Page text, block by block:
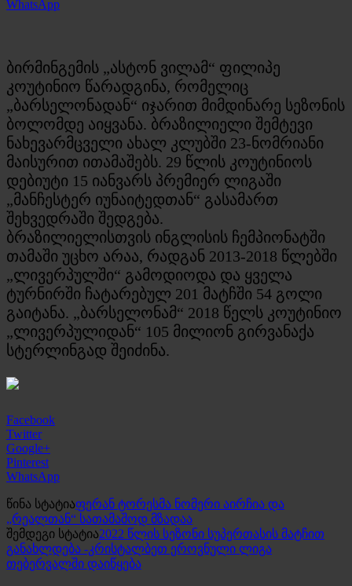
WhatsApp
ბირმინგემის „ასტონ ვილამ“ ფილიპე
კოუტინიო წარადგინა, რომელიც
„ბარსელონადან“ იჯარით მიმდინარე სეზონის
ბოლომდე აიყვანა. ბრაზილიელი შემტევი
ნახევარმცველი ახალ კლუბში 23-ნომრიანი
მაისურით ითამაშებს. 29 წლის კოუტინიოს
დებიუტი 15 იანვარს პრემიერ ლიგაში
„მანჩესტერ იუნაიტედთან“ გასამართ
შეხვედრაში შედგება.
ბრაზილიელისთვის ინგლისის ჩემპიონატში
თამაში უცხო არაა, რადგან 2013-2018 წლებში
„ლივერპულში“ გამოდიოდა და ყველა
ტურნირში ჩატარებულ 201 მატჩში 54 გოლი
გაიტანა. „ბარსელონამ“ 2018 წელს კოუტინიო
„ლივერპულიდან“ 105 მილიონ გირვანაქა
სტერლინგად შეიძინა.
Facebook
Twitter
Google+
Pinterest
WhatsApp
წინა სტატიაფერან ტორესმა ნომერი აირჩია და
„რეალთან“ სათამაშოდ მზადაა
შემდეგი სტატია2022 წლის სეზონი სუპერთასის მატჩით
განახლდება -კრისტალბეთ ეროვნული ლიგა
თებერვალში დაიწყება